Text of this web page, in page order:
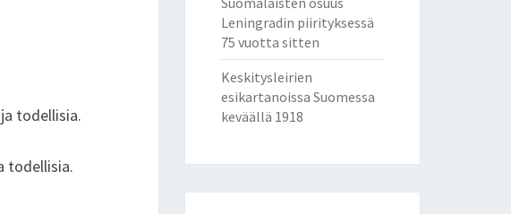
todellisia.
todellisia.
Leningradin piirityksessä
75 vuotta sitten
Keskitysleirien
esikartanoissa Suomessa
keväällä 1918